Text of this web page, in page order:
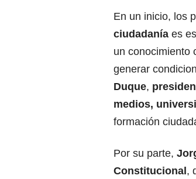
En un inicio, los
ciudadanía es
un conocimiento
generar
Duque,
medios,
formación
Por su parte,
Constitucional ,